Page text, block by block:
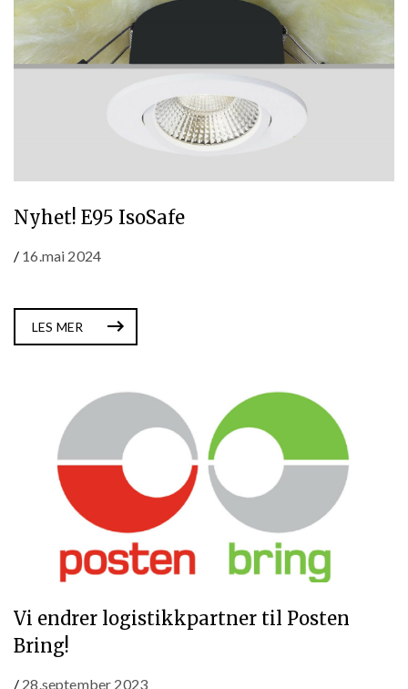
Nyhet! E95 IsoSafe
/ 16.mai 2024
LES MER
Vi endrer logistikkpartner til Posten
Bring!
/ 28.september 2023